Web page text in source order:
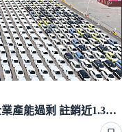
中國商務部被打臉！「新三樣」企業產能過剩 註銷近1.3萬家